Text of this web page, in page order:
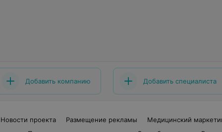
Добавить компанию Добавить специалиста
Новости проекта Размещение рекламы
Медицинский